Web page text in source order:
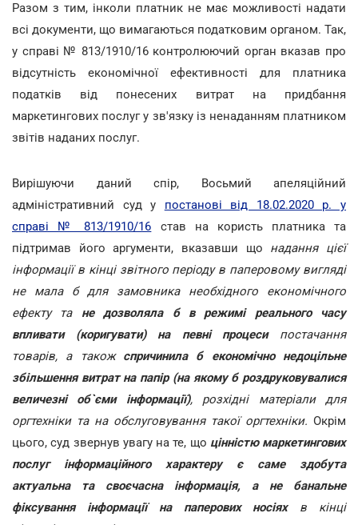
Разом з тим, інколи платник не має можливості надати
всі документи, що вимагаються податковим органом. Так,
у справі № 813/1910/16 контролюючий орган вказав про
відсутність економічної ефективності для платника
податків від понесених витрат на придбання
маркетингових послуг у зв'язку із ненаданням платником
звітів наданих послуг.
Вирішуючи даний спір, Восьмий апеляційний
адміністративний суд у постанові від 18.02.2020 р. у
справі № 813/1910/16 став на користь платника та
підтримав його аргументи, вказавши що надання цієї
інформації в кінці звітного періоду в паперовому вигляді
не мала б для замовника необхідного економічного
ефекту та не дозволяла б в режимі реального часу
впливати (коригувати) на певні процесипостачання
товарів, а також спричинила б економічно недоцільне
збільшення витрат на папір (на якому б роздруковувалися
величезні об`єми інформації), розхідні матеріали для
оргтехніки та на обслуговування такої оргтехніки. Окрім
цього, суд звернув увагу на те, що цінністю маркетингових
послуг інформаційного характеру є саме здобута
актуальна та своєчасна інформація, а не банальне
фіксування інформації на паперових носіяхв кінці